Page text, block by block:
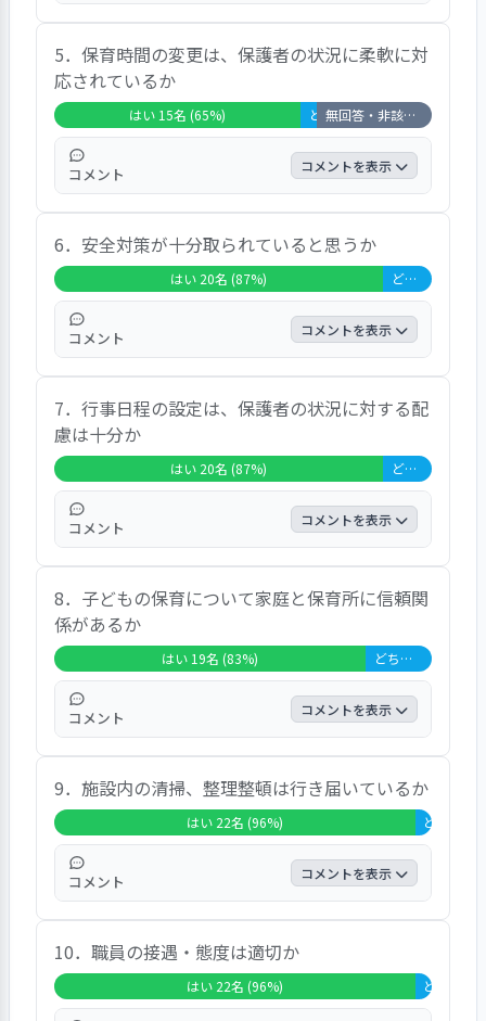
この項目では、「はい」と答えた方が全体の
60.9％を占め、「どちらともいえない」が
26.1％、「いいえ」が13％、「無回答＋非該
当」は0％という結果でした。自由記述で
は、特筆すべき意見はありませんでした。
5．保育時間の変更は、保護者の状況に柔軟に対
応されているか
はい 15名 (65%) どちらともいえない 1名 (4%)
無回答・非該当 7名 (30%)
コメント コメントを表示
この項目では、「はい」と答えた方が全体の
65.2％を占め、「どちらともいえない」が
4.3％、「いいえ」が0％、「無回答＋非該
当」は30.4％という結果でした。自由記述欄
に寄せられた意見はありませんでした。
6．安全対策が十分取られていると思うか
はい 20名 (87%) どちらともいえない 3名 (13%)
コメント コメントを表示
この項目では、「はい」と答えた方が全体の
87％を占め、「どちらともいえない」が
13％、「いいえ」が0％、「無回答＋非該
当」は0％という結果でした。自由記述で
は、特筆すべき意見はありませんでした。
7．行事日程の設定は、保護者の状況に対する配
慮は十分か
はい 20名 (87%) どちらともいえない 3名 (13%)
コメント コメントを表示
この項目では、「はい」と答えた方が全体の
87％を占め、「どちらともいえない」が
13％、「いいえ」が0％、「無回答＋非該
当」は0％という結果でした。自由記述で
は、特筆すべき意見はありませんでした。
8．子どもの保育について家庭と保育所に信頼関
係があるか
はい 19名 (83%) どちらともいえない 4名 (17%)
コメント コメントを表示
この項目では、「はい」と答えた方が全体の
82.6％を占め、「どちらともいえない」が
17.4％、「いいえ」が0％、「無回答＋非該
当」は0％という結果でした。自由記述で
は、特筆すべき意見はありませんでした。
9．施設内の清掃、整理整頓は行き届いているか
はい 22名 (96%) どちらと
コメント コメントを表示
この項目では、「はい」と答えた方が全体の
95.7％を占め、「どちらともいえない」が
4.3％、「いいえ」が0％、「無回答＋非該
当」は0％という結果でした。自由記述欄に
10．職員の接遇・態度は適切か
はい 22名 (96%) どちらと